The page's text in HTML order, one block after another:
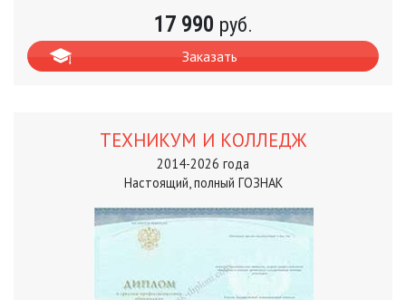
17 990 руб.
Заказать
ТЕХНИКУМ И КОЛЛЕДЖ
2014-2026 года
Настоящий, полный ГОЗНАК